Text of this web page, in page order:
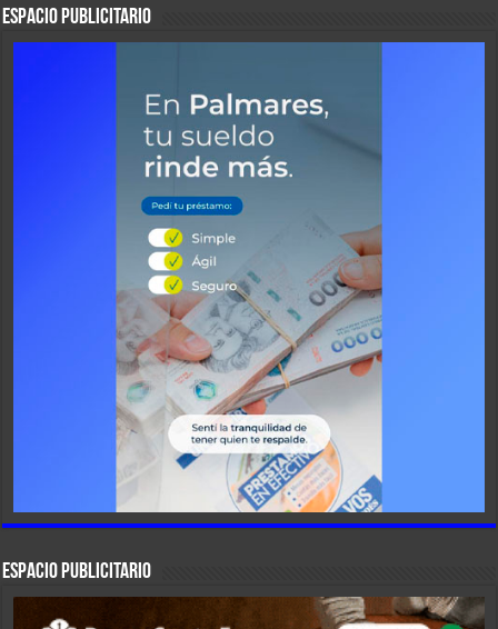
ESPACIO PUBLICITARIO
ESPACIO PUBLICITARIO